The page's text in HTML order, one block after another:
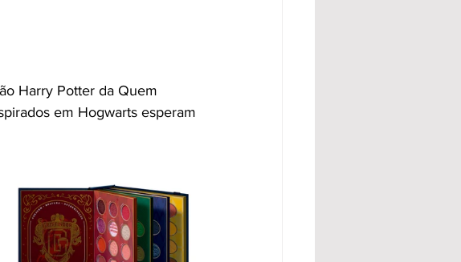
Harry Potter da Quem
em Hogwarts esperam